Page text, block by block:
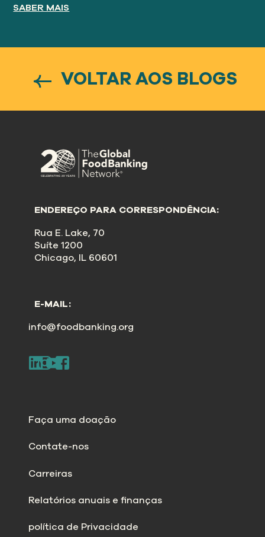
SABER MAIS
VOLTAR AOS BLOGS
ENDEREÇO PARA CORRESPONDÊNCIA:
Rua E. Lake, 70
Suíte 1200
Chicago, IL 60601
E-MAIL:
info@foodbanking.org
Faça uma doação
Contate-nos
Carreiras
Relatórios anuais e finanças
política de Privacidade